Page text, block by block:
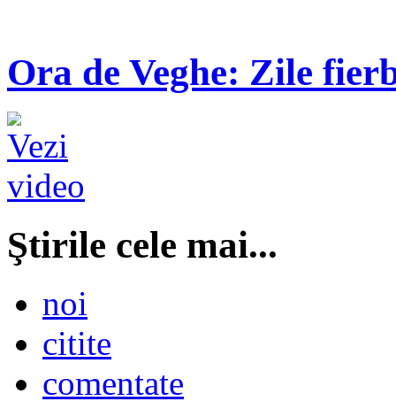
Ora de Veghe: Zile
Ştirile cele mai...
noi
citite
comentate